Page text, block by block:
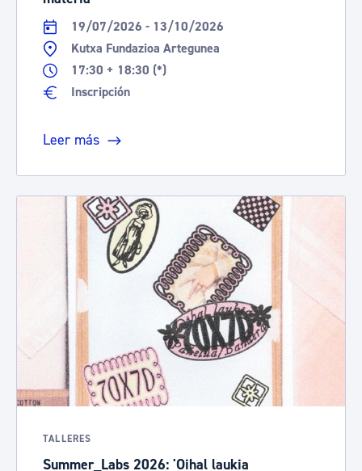
19/07/2026 - 13/10/2026
Kutxa Fundazioa Artegunea
17:30 + 18:30 (*)
Inscripción
Leer más
TALLERES
Summer_Labs 2026: 'Oihal laukia